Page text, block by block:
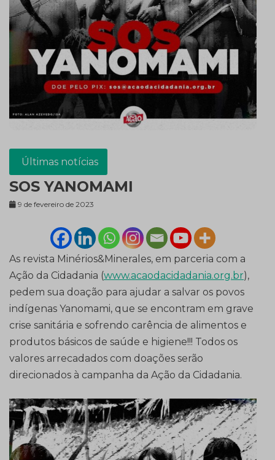
Últimas notícias
SOS YANOMAMI
9 de fevereiro de 2023
As revista Minérios&Minerales, em parceria com a
Ação da Cidadania (www.acaodacidadania.org.br),
pedem sua doação para ajudar a salvar os povos
indígenas Yanomami, que se encontram em grave
crise sanitária e sofrendo carência de alimentos e
produtos básicos de saúde e higiene!!! Todos os
valores arrecadados com doações serão
direcionados à campanha da Ação da Cidadania.